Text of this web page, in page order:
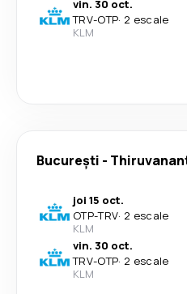
vin. 30 oct.
TRV-OTP· 2 escale
KLM
București -
joi 15 oct.
OTP-TRV· 2 escale
KLM
vin. 30 oct.
TRV-OTP· 2 escale
KLM